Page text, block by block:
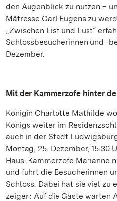
den Augenblick zu nutzen –
Mätresse Carl Eugens zu
„Zwischen List und Lust“
Schlossbesucherinnen und -
Dezember.
Mit der Kammerzofe hinter
Königin Charlotte Mathilde
Königs weiter im
auch in der Stadt
Montag, 25. Dezember, 15.30
Haus. Kammerzofe Marianne
und führt die Besucherinnen
Schloss. Dabei hat sie viel zu
zeigen: Auf die Gäste warten